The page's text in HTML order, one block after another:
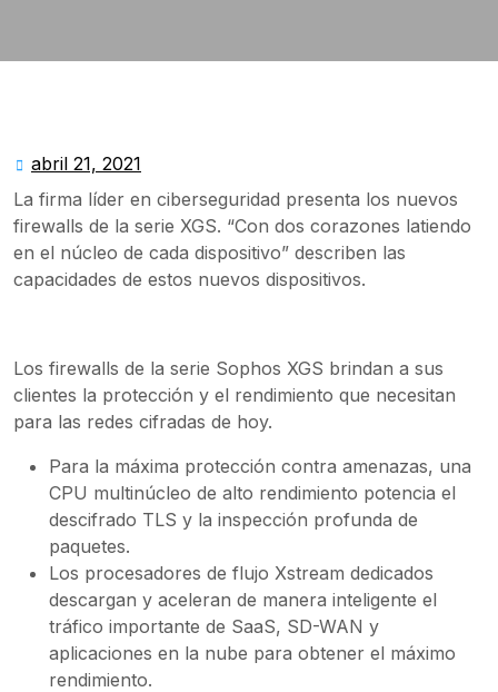
abril 21, 2021
21,
2021
La firma líder en ciberseguridad presenta los nuevos
firewalls de la serie XGS. “Con dos corazones latiendo
en el núcleo de cada dispositivo” describen las
capacidades de estos nuevos dispositivos.
Los firewalls de la serie Sophos XGS brindan a sus
clientes la protección y el rendimiento que necesitan
para las redes cifradas de hoy.
Para la máxima protección contra amenazas, una
CPU multinúcleo de alto rendimiento potencia el
descifrado TLS y la inspección profunda de
paquetes.
Los procesadores de flujo Xstream dedicados
descargan y aceleran de manera inteligente el
tráfico importante de SaaS, SD-WAN y
aplicaciones en la nube para obtener el máximo
rendimiento.